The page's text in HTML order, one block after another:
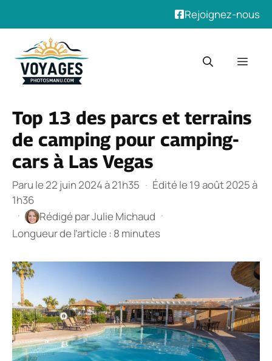
Rejoignez-nous
contenu
Top 13 des parcs et terrains
de camping pour camping-
cars à Las Vegas
Paru le 22 juin 2024 à 21h35 · Édité le 19 août 2025 à
1h36
·
Rédigé parJulie Michaud ·
Longueur de l’article : 8 minutes